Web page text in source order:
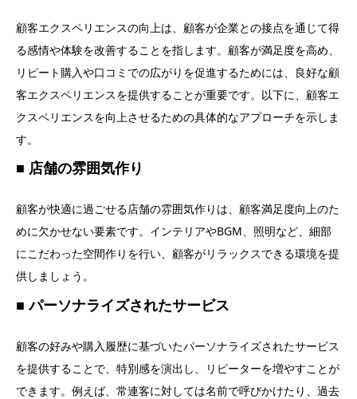
顧客エクスペリエンスの向上は、顧客が企業との接点を通じて得
る感情や体験を改善することを指します。顧客が満足度を高め、
リピート購入や口コミでの広がりを促進するためには、良好な顧
客エクスペリエンスを提供することが重要です。以下に、顧客エ
クスペリエンスを向上させるための具体的なアプローチを示しま
す。
店舗の雰囲気作り
顧客が快適に過ごせる店舗の雰囲気作りは、顧客満足度向上のた
めに欠かせない要素です。インテリアやBGM、照明など、細部
にこだわった空間作りを行い、顧客がリラックスできる環境を提
供しましょう。
パーソナライズされたサービス
顧客の好みや購入履歴に基づいたパーソナライズされたサービス
を提供することで、特別感を演出し、リピーターを増やすことが
できます。例えば、常連客に対しては名前で呼びかけたり、過去